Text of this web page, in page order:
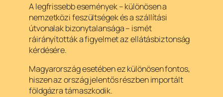
A legfrissebb események – különösen a
nemzetközi feszültségek és a szállítási
útvonalak bizonytalansága – ismét
ráirányították a figyelmet az ellátásbiztonság
kérdésére.
Magyarország esetében ez különösen fontos,
hiszen az ország jelentős részben importált
földgázra támaszkodik.